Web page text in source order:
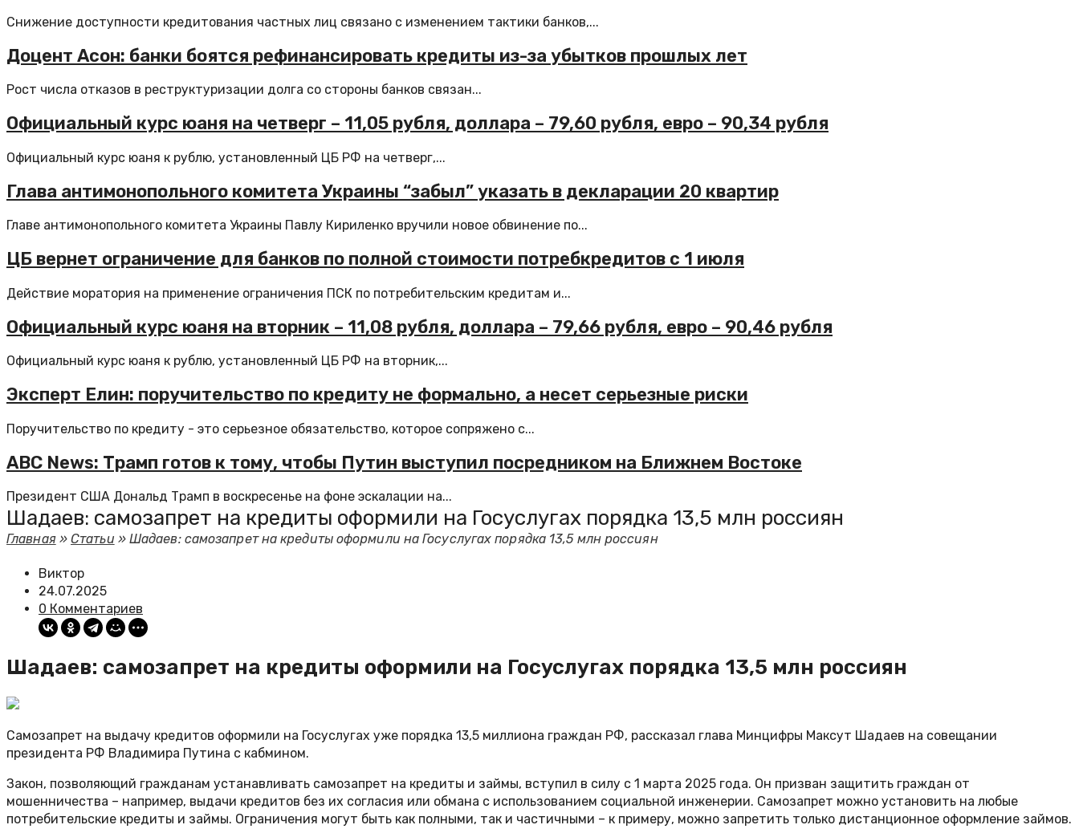
Снижение доступности кредитования частных лиц связано с изменением тактики банков,...
Доцент Асон: банки боятся рефинансировать кредиты из-за убытков прошлых лет
Рост числа отказов в реструктуризации долга со стороны банков связан...
Официальный курс юаня на четверг – 11,05 рубля, доллара – 79,60 рубля, евро – 90,34 рубля
Официальный курс юаня к рублю, установленный ЦБ РФ на четверг,...
Глава антимонопольного комитета Украины “забыл” указать в декларации 20 квартир
Главе антимонопольного комитета Украины Павлу Кириленко вручили новое обвинение по...
ЦБ вернет ограничение для банков по полной стоимости потребкредитов с 1 июля
Действие моратория на применение ограничения ПСК по потребительским кредитам и...
Официальный курс юаня на вторник – 11,08 рубля, доллара – 79,66 рубля, евро – 90,46 рубля
Официальный курс юаня к рублю, установленный ЦБ РФ на вторник,...
Эксперт Елин: поручительство по кредиту не формально, а несет серьезные риски
Поручительство по кредиту - это серьезное обязательство, которое сопряжено с...
ABC News: Трамп готов к тому, чтобы Путин выступил посредником на Ближнем Востоке
Президент США Дональд Трамп в воскресенье на фоне эскалации на...
Шадаев: самозапрет на кредиты оформили на Госуслугах порядка 13,5 млн россиян
Главная»Статьи » Шадаев: самозапрет на кредиты оформили на Госуслугах порядка 13,5 млн россиян
Виктор
24.07.2025
0 Комментариев
Шадаев: самозапрет на кредиты оформили на Госуслугах порядка 13,5 млн россиян
Самозапрет на выдачу кредитов оформили на Госуслугах уже порядка 13,5 миллиона граждан РФ, рассказал глава Минцифры Максут Шадаев на совещании
президента РФ Владимира Путина с кабмином.
Закон, позволяющий гражданам устанавливать самозапрет на кредиты и займы, вступил в силу с 1 марта 2025 года. Он призван защитить граждан от
мошенничества – например, выдачи кредитов без их согласия или обмана с использованием социальной инженерии. Самозапрет можно установить на любые
потребительские кредиты и займы. Ограничения могут быть как полными, так и частичными – к примеру, можно запретить только дистанционное оформление займов.